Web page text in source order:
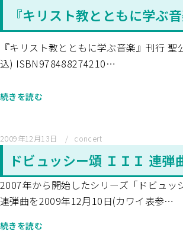
『キリスト教とともに学ぶ
『キリスト教とともに学ぶ音楽』刊行
込) ISBN978488274210…
続きを読む
2009年12月13日 concert
ドビュッシー頌 ＩＩＩ 連弾
2007年から開始したシリーズ「ドビュ
連弾曲を2009年12月10日(カワイ表参…
続きを読む